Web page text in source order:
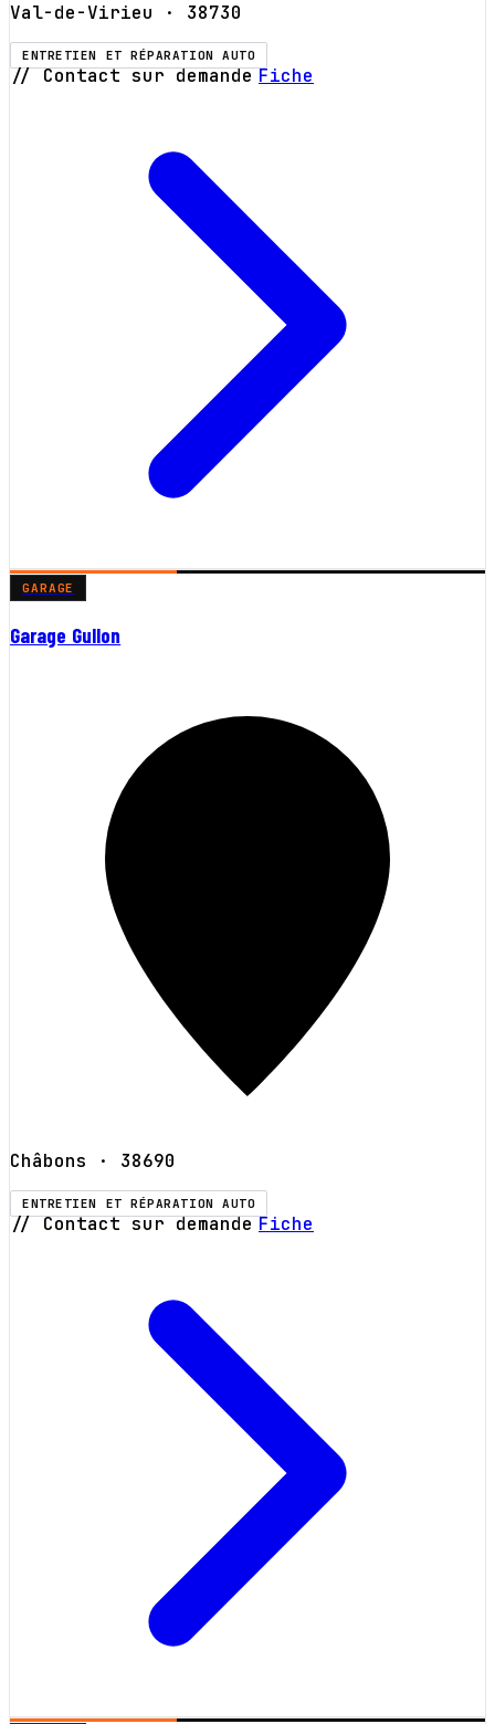
Val-de-Virieu · 38730
ENTRETIEN ET RÉPARATION AUTO
// Contact sur demande Fiche
GARAGE
Garage Gullon
Châbons · 38690
ENTRETIEN ET RÉPARATION AUTO
// Contact sur demande Fiche